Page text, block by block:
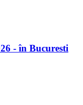
- în Bucuresti